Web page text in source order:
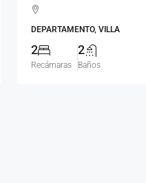
DEPARTAMENTO, VILLA
2
Recámaras
2
Baños